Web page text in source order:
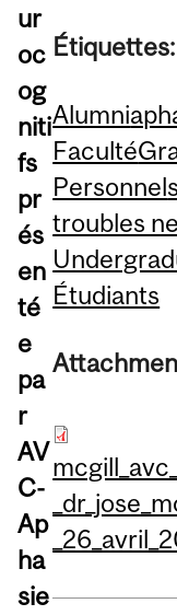
ur
oc
og
niti
fs
pr
és
en
té
e
pa
r
AV
C-
Ap
ha
sie
Étiquettes:
Alumni
Faculté
Personnel
troubles
Étudiants